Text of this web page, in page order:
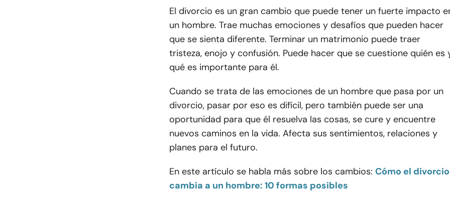
El divorcio es un gran cambio que puede tener un fuerte impacto
un hombre. Trae muchas emociones y desafíos que pueden hacer
que se sienta diferente. Terminar un matrimonio puede traer
tristeza, enojo y confusión. Puede hacer que se cuestione quién es
qué es importante para él.
Cuando se trata de las emociones de un hombre que pasa por un
divorcio, pasar por eso es difícil, pero también puede ser una
oportunidad para que él resuelva las cosas, se cure y encuentre
nuevos caminos en la vida. Afecta sus sentimientos, relaciones y
planes para el futuro.
En este artículo se habla más sobre los cambios: Cómo el divorcio
cambia a un hombre: 10 formas posibles